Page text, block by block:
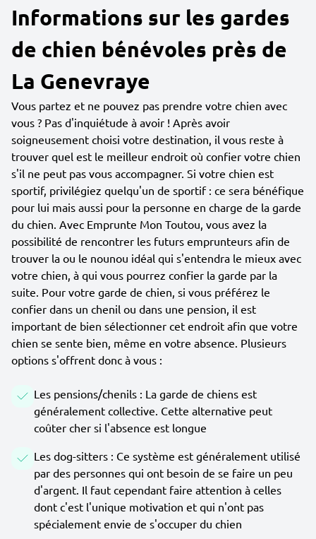
Informations sur les gardes
de chien bénévoles près de
La Genevraye
Vous partez et ne pouvez pas prendre votre chien avec
vous ? Pas d'inquiétude à avoir ! Après avoir
soigneusement choisi votre destination, il vous reste à
trouver quel est le meilleur endroit où confier votre chien
s'il ne peut pas vous accompagner. Si votre chien est
sportif, privilégiez quelqu'un de sportif : ce sera bénéfique
pour lui mais aussi pour la personne en charge de la garde
du chien. Avec Emprunte Mon Toutou, vous avez la
possibilité de rencontrer les futurs emprunteurs afin de
trouver la ou le nounou idéal qui s'entendra le mieux avec
votre chien, à qui vous pourrez confier la garde par la
suite. Pour votre garde de chien, si vous préférez le
confier dans un chenil ou dans une pension, il est
important de bien sélectionner cet endroit afin que votre
chien se sente bien, même en votre absence. Plusieurs
options s'offrent donc à vous :
Les pensions/chenils : La garde de chiens est
généralement collective. Cette alternative peut
coûter cher si l'absence est longue
Les dog-sitters : Ce système est généralement utilisé
par des personnes qui ont besoin de se faire un peu
d'argent. Il faut cependant faire attention à celles
dont c'est l'unique motivation et qui n'ont pas
spécialement envie de s'occuper du chien